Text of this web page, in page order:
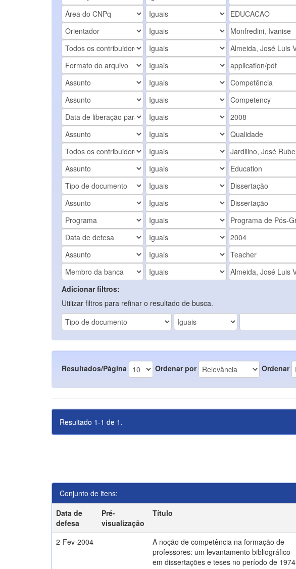
Adicionar filtros:
Utilizar filtros para refinar o resultado de busca.
Resultados/Página Ordenar por Ordenar
Resultado 1-1 de 1.
Conjunto de itens:
Data de
defesa
Pré-
visualização
Título
2-Fev-2004
A noção de competência na formação de
professores: um levantamento bibliográfico
em dissertações e teses no período de 1974